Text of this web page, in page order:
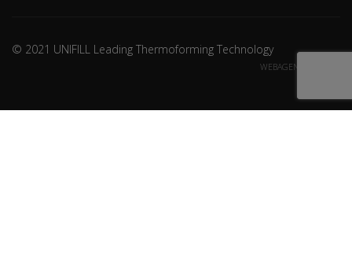
© 2021 UNIFILL Leading Thermoforming Technology
WEBAGENCY CREDITS